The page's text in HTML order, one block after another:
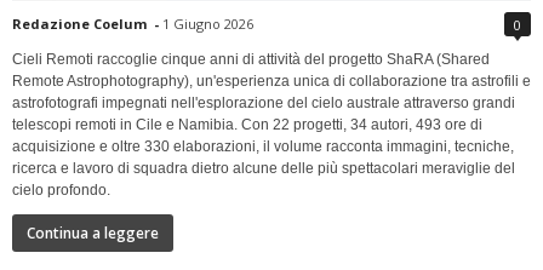
Redazione Coelum - 1 Giugno 2026 0
Cieli Remoti raccoglie cinque anni di attività del progetto ShaRA (Shared
Remote Astrophotography), un'esperienza unica di collaborazione tra astrofili e
astrofotografi impegnati nell'esplorazione del cielo australe attraverso grandi
telescopi remoti in Cile e Namibia. Con 22 progetti, 34 autori, 493 ore di
acquisizione e oltre 330 elaborazioni, il volume racconta immagini, tecniche,
ricerca e lavoro di squadra dietro alcune delle più spettacolari meraviglie del
cielo profondo.
Continua a leggere